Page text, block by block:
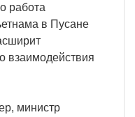
работа
в Пусане
взаимодействия
министр